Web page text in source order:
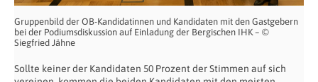
Gruppenbild der OB-Kandidatinnen und Kandidaten mit den Gastgebern
bei der Podiumsdiskussion auf Einladung der Bergischen IHK – ©
Siegfried Jähne
Sollte keiner der Kandidaten 50 Prozent der Stimmen auf sich